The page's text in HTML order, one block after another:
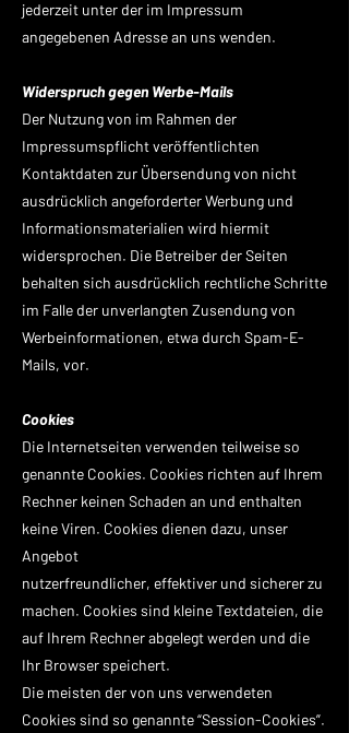
jederzeit unter der im Impressum
angegebenen Adresse an uns wenden.
Widerspruch gegen Werbe-Mails
Der Nutzung von im Rahmen der
Impressumspflicht veröffentlichten
Kontaktdaten zur Übersendung von nicht
ausdrücklich angeforderter Werbung und
Informationsmaterialien wird hiermit
widersprochen. Die Betreiber der Seiten
behalten sich ausdrücklich rechtliche Schritte
im Falle der unverlangten Zusendung von
Werbeinformationen, etwa durch Spam-E-
Mails, vor.
Cookies
Die Internetseiten verwenden teilweise so
genannte Cookies. Cookies richten auf Ihrem
Rechner keinen Schaden an und enthalten
keine Viren. Cookies dienen dazu, unser
Angebot
nutzerfreundlicher, effektiver und sicherer zu
machen. Cookies sind kleine Textdateien, die
auf Ihrem Rechner abgelegt werden und die
Ihr Browser speichert.
Die meisten der von uns verwendeten
Cookies sind so genannte “Session-Cookies”.